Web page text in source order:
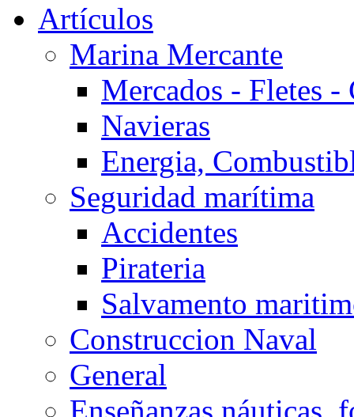
Artículos
Marina Mercante
Mercados - Fletes -
Navieras
Energia,
Seguridad marítima
Accidentes
Pirateria
Salvamento
Construccion Naval
General
Enseñanzas náuticas,